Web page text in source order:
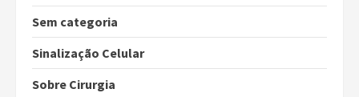
Sem categoria
Sinalização Celular
Sobre Cirurgia